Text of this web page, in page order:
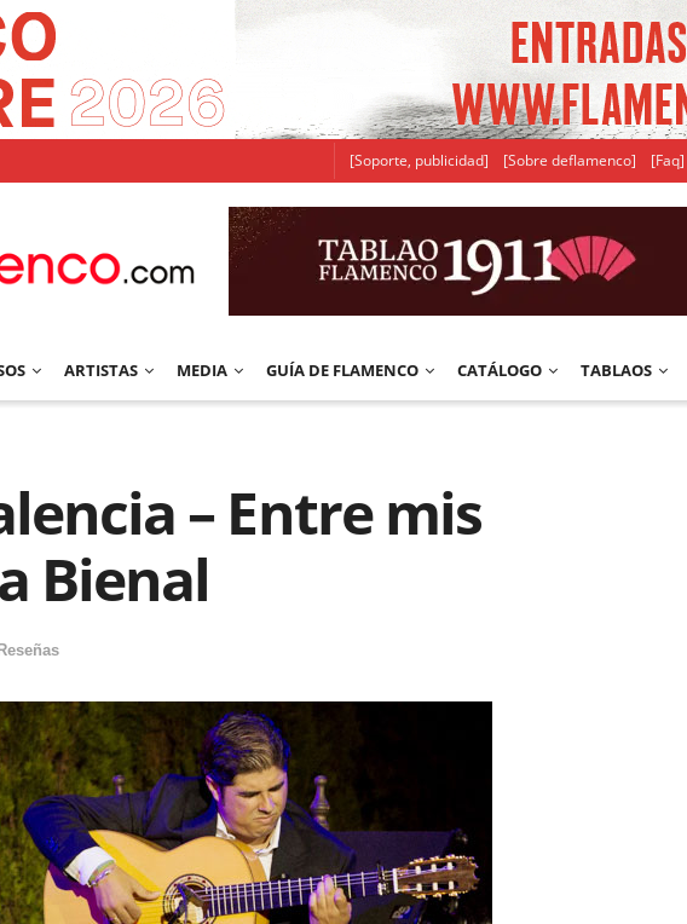
[Soporte, publicidad] [Sobre deflamenco] [Faq]
ARTISTAS MEDIA GUÍA DE FLAMENCO CATÁLOGO TABLAOS
– Entre mis
Bienal
Reseñas